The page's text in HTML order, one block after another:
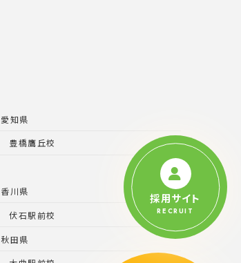
採用サイト
RECRUIT
愛知県
豊橋鷹丘校
香川県
伏石駅前校
秋田県